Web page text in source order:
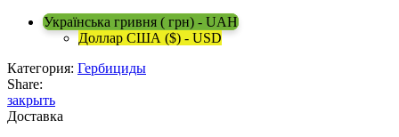
Українська гривня ( грн) - UAH
Доллар США ($) - USD
Категория: Гербициды
Share:
закрыть
Доставка